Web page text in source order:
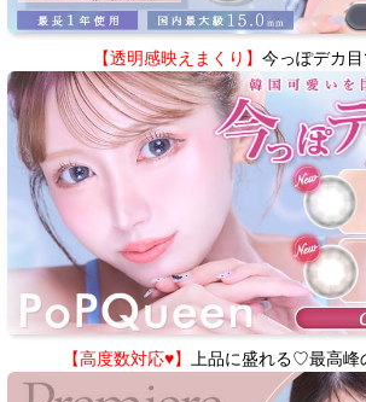
【透明感映えまくり】 今っぽデカ
【高度数対応♥】 上品に盛れる♡最高峰